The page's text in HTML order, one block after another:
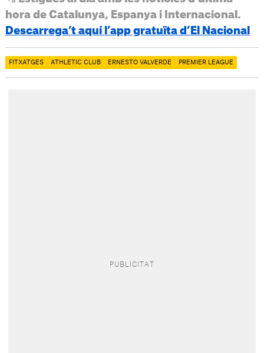
hora de Catalunya, Espanya i Internacional.
Descarrega’t aquí l’app gratuïta d’El Nacional
FITXATGES ATHLETIC CLUB ERNESTO VALVERDE PREMIER LEAGUE